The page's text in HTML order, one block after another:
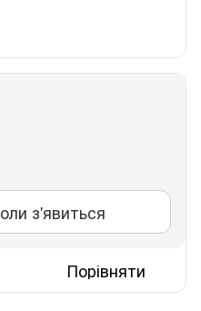
з'явиться
Порівняти